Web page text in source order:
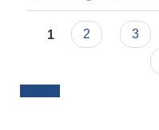
Pages
1 2 3